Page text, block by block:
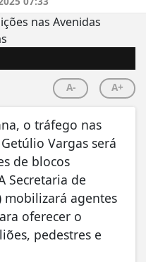
A- A+
o tráfego nas
Vargas será
de blocos
Secretaria de
mobilizará agentes
oferecer o
pedestres e